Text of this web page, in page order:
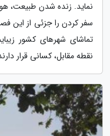
نماید. زنده شدن طبیعت،
سفر کردن را جزئی از این
تماشای شهرهای کشور
نقطه مقابل، کسانی قرار